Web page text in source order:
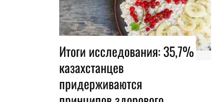
Итоги исследования: 35,7%
казахстанцев
придерживаются